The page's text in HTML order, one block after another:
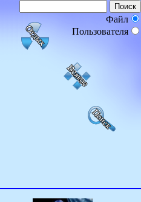
Файл
Пользователя